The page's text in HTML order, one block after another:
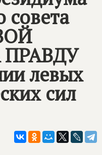
совета
ПРАВДУ
левых
сил